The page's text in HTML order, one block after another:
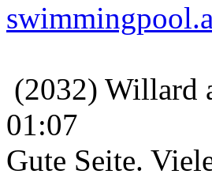
(2032) Willard
01:07
Gute Seite.